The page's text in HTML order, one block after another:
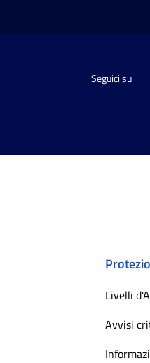
Seguici su
Livelli
Avvisi